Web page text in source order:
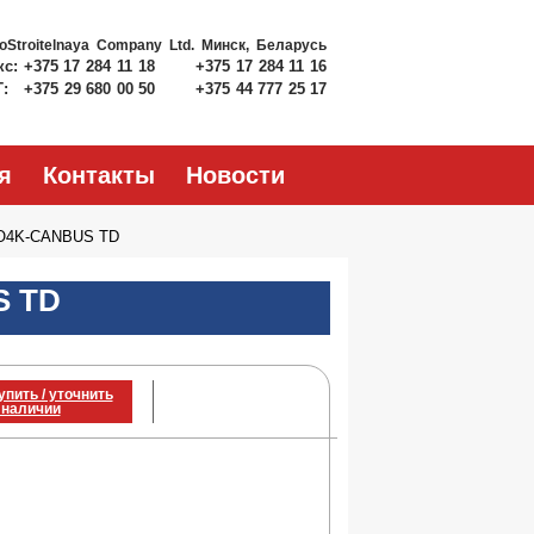
Company Ltd. Минск, Беларусь
+375 17 284 11 18
+375 17 284 11 16
+375 29 680 00 50 +375 44 777 25 17
Контакты Новости
CANBUS TD
TD
/ уточнить